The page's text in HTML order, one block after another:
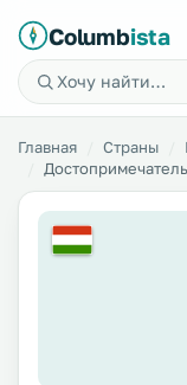
Columbista
Главная Страны